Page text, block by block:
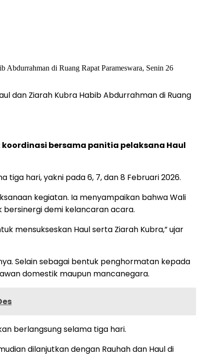
dan Ziarah Kubra Habib Abdurrahman di Ruang
koordinasi bersama panitia pelaksana Haul
hari, yakni pada 6, 7, dan 8 Februari 2026.
kegiatan. Ia menyampaikan bahwa Wali
bersinergi demi kelancaran acara.
mensukseskan Haul serta Ziarah Kubra,” ujar
Selain sebagai bentuk penghormatan kepada
domestik maupun mancanegara.
berlangsung selama tiga hari.
dilanjutkan dengan Rauhah dan Haul di